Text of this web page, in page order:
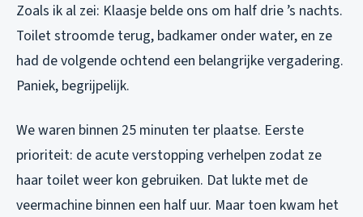
Zoals ik al zei: Klaasje belde ons om half drie ’s nachts.
Toilet stroomde terug, badkamer onder water, en ze
had de volgende ochtend een belangrijke vergadering.
Paniek, begrijpelijk.
We waren binnen 25 minuten ter plaatse. Eerste
prioriteit: de acute verstopping verhelpen zodat ze
haar toilet weer kon gebruiken. Dat lukte met de
veermachine binnen een half uur. Maar toen kwam het